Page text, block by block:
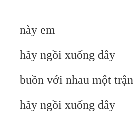
này em
hãy ngồi xuống đây
buồn với nhau một trận
hãy ngồi xuống đây